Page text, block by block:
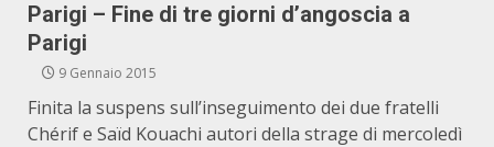
Parigi – Fine di tre giorni d’angoscia a
Parigi
9 Gennaio 2015
Finita la suspens sull’inseguimento dei due fratelli
Chérif e Saïd Kouachi autori della strage di mercoledì